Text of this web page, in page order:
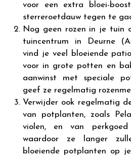
voor een extra bloei-
sterreroetdauw tegen te
Nog geen rozen in je tuin
tuincentrum in Deurne
vind je veel bloeiende
voor in grote potten en
aanwinst met speciale
geef ze regelmatig
Verwijder ook regelmatig
van potplanten, zoals
violen, en van
waardoor ze langer
bloeiende potplanten op